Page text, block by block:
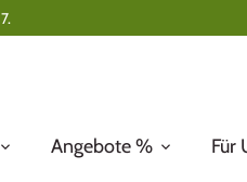
Angebote % Für